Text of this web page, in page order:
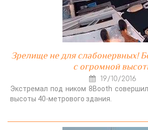
Зрелище не для слабонервных!
с огромной
19/10/2016
Экстремал под ником 8Booth
высоты 40-метрового здания.